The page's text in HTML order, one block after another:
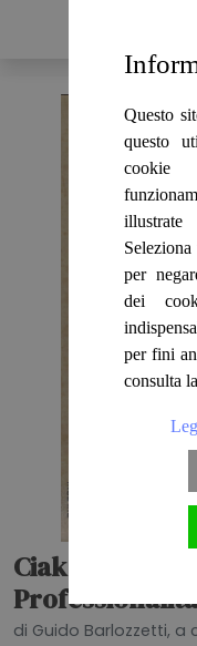
Ciak, Lezione!
Professionalità
di Guido Barlozzetti, a
Questo
questo
per
dei
per fini
consulta